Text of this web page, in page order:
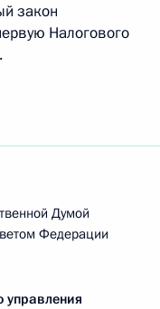
закон
Налогового
Думой
Федерации
управления